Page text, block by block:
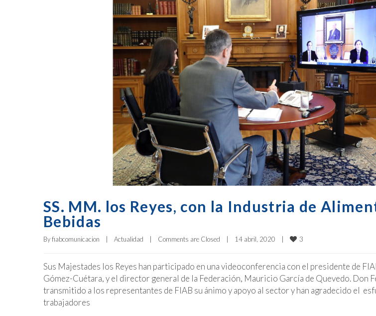
SS. MM. los Reyes, con la Industria de
Bebidas
By fiabcomunicacion Actualidad Comments are Closed 14 abril, 2020 3
Sus Majestades los Reyes han participado en una videoconferencia con el presidente de
Gómez-Cuétara, y el director general de la Federación, Mauricio García de Quevedo. Don
transmitido a los representantes de FIAB su ánimo y apoyo al sector y han agradecido el
trabajadores